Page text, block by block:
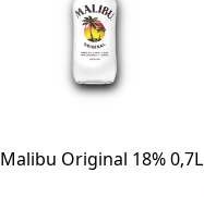
Malibu Original 18% 0,7L